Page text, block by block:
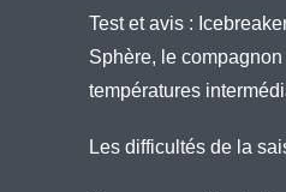
Test et avis :
Sphère, le
températures
Les difficultés de la